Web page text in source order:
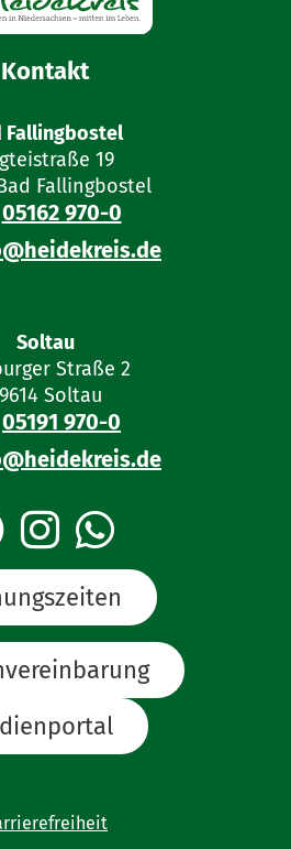
Kontakt
Fallingbostel
19
Fallingbostel
05162 970-0
Soltau
Straße 2
Soltau
05191 970-0